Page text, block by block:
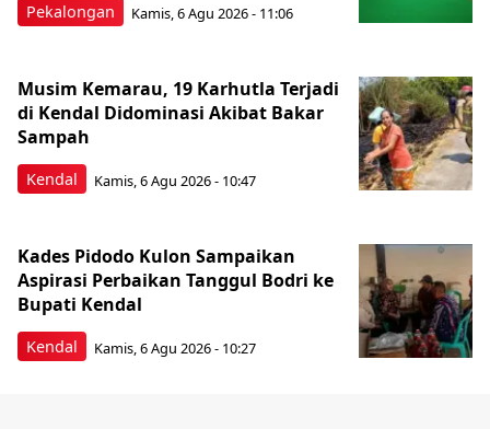
Pekalongan Kamis, 6 Agu 2026 - 11:06
Kendal
Musim Kemarau, 19 Karhutla Terjadi
di Kendal Didominasi Akibat Bakar
Sampah
Kamis, 6 Agu 2026 - 10:47
Kendal
Kades Pidodo Kulon Sampaikan
Aspirasi Perbaikan Tanggul Bodri ke
Bupati Kendal
Kamis, 6 Agu 2026 - 10:27